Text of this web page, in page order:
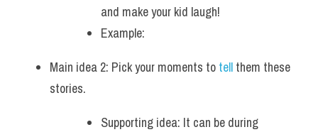
and make your kid laugh!
Example:
Main idea 2: Pick your moments to tell them these
stories.
Supporting idea: It can be during